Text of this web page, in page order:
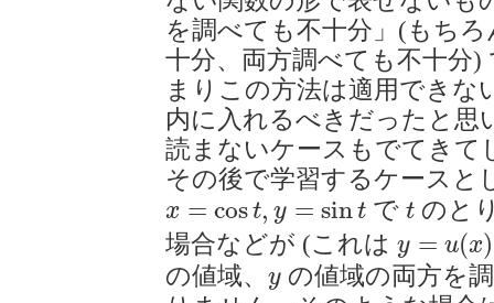
を調べても不十分」(もち
十分、両方調べても不十分
まりこの方法は適用できな
内に入れるべきだったと思
読まないケースもでてきて
その後で学習するケースと
x = cost, y = sint
x= cost,y= sin でt
t のと
場合などが (これは y = u(x)
y (x)
の値域、 y
y の値域の両方を